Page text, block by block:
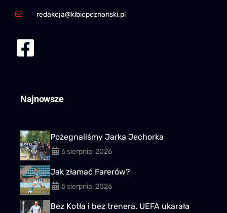
redakcja@kibicpoznanski.pl
Najnowsze
Pożegnaliśmy Jarka Jechorka
6 sierpnia, 2026
Jak złamać Farerów?
5 sierpnia, 2026
Bez Kotła i bez trenera. UEFA ukarała